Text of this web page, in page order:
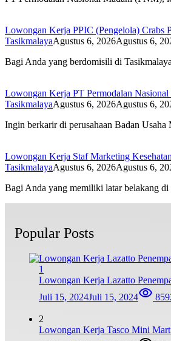
Lowongan Kerja PPIC (Pengelola) Crabs
TasikmalayaAgustus 6, 2026Agustus 6,
Bagi Anda yang berdomisili di
Lowongan Kerja PT Permodalan
TasikmalayaAgustus 6, 2026Agustus 6,
Ingin berkarir di perusahaan Badan
Lowongan Kerja Staf Marketing
TasikmalayaAgustus 6, 2026Agustus 6,
Bagi Anda yang memiliki latar belakang
Popular Posts
1
Lowongan Kerja Lazatto
Juli 15, 2024Juli 15, 2024
2
Lowongan Kerja Tasco Mini Mart